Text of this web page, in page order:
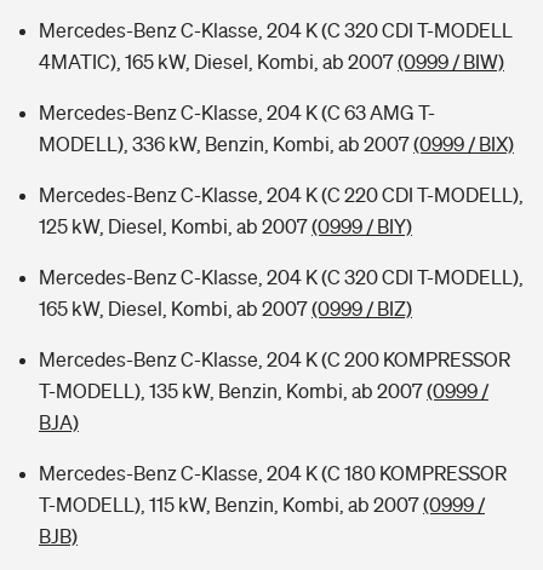
Mercedes-Benz C-Klasse, 204 K (C 320 CDI T-MODELL
4MATIC), 165 kW, Diesel, Kombi, ab 2007(0999 / BIW)
Mercedes-Benz C-Klasse, 204 K (C 63 AMG T-
MODELL), 336 kW, Benzin, Kombi, ab 2007(0999 / BIX)
Mercedes-Benz C-Klasse, 204 K (C 220 CDI T-MODELL),
125 kW, Diesel, Kombi, ab 2007(0999 / BIY)
Mercedes-Benz C-Klasse, 204 K (C 320 CDI T-MODELL),
165 kW, Diesel, Kombi, ab 2007(0999 / BIZ)
Mercedes-Benz C-Klasse, 204 K (C 200 KOMPRESSOR
T-MODELL), 135 kW, Benzin, Kombi, ab 2007(0999 /
BJA)
Mercedes-Benz C-Klasse, 204 K (C 180 KOMPRESSOR
T-MODELL), 115 kW, Benzin, Kombi, ab 2007(0999 /
BJB)